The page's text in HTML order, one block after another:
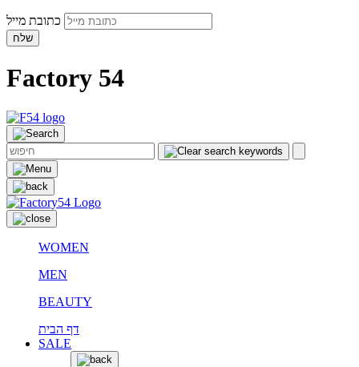
שלח
Factory 54
WOMEN
MEN
BEAUTY
דף הבית
SALE